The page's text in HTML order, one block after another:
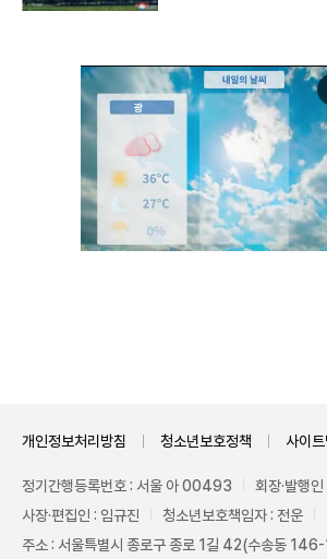
개인정보처리방침 청소년보호정책 사이트
정기간행등록번호 : 서울 아 00493
회장·발행
사장·편집인 : 임규진
청소년보호책임자 : 전운
주소 : 서울특별시 종로구 종로 1길 42(수송동